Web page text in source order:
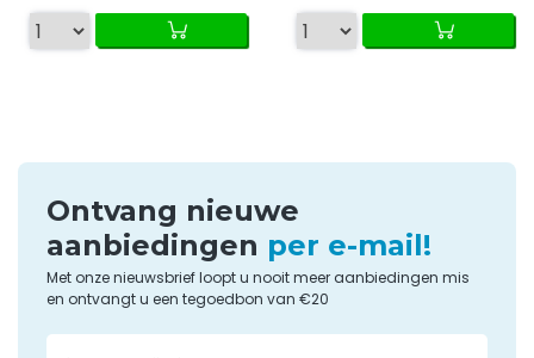
Ontvang nieuwe
aanbiedingen per e-mail!
Met onze nieuwsbrief loopt u nooit meer aanbiedingen mis
en ontvangt u een tegoedbon van €20